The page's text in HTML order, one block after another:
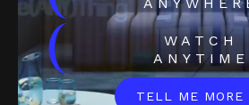
(
WATCH
ANYTIME
TELL ME MORE